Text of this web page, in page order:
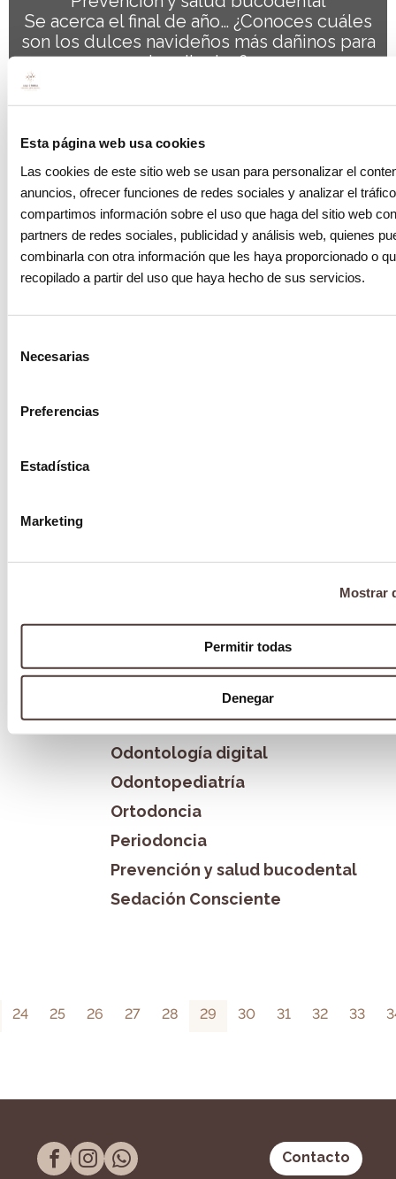
Esta página web usa cookies
Las cookies de este sitio web se usan para personalizar el
anuncios, ofrecer funciones de redes sociales y analizar el
compartimos información sobre el uso que haga del sitio web
partners de redes sociales, publicidad y análisis web, quienes
combinarla con otra información que les haya proporcionado o
recopilado a partir del uso que haya hecho de sus servicios.
Necesarias
Preferencias
Estadística
Marketing
Mostrar
Permitir todas
Denegar
Se acerca el final de año… ¿Conoces cuáles
son los dulces navideños más dañinos para
los dientes?
Cómo cuidar de nuestros dientes en
Categorías
Blog
Estética dental
Implantología
Odontología digital
Odontopediatría
Ortodoncia
Periodoncia
Prevención y salud bucodental
Sedación Consciente
24 25 26 27 28 29 30 31 32 33
Contacto